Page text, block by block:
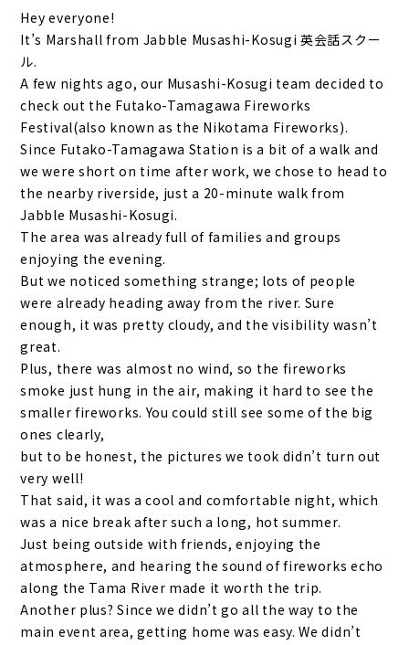
Hey everyone!
It’s Marshall from Jabble Musashi-Kosugi 英会話スクー
ル.
A few nights ago, our Musashi-Kosugi team decided to
check out the Futako-Tamagawa Fireworks
Festival(also known as the Nikotama Fireworks).
Since Futako-Tamagawa Station is a bit of a walk and
we were short on time after work, we chose to head to
the nearby riverside, just a 20-minute walk from
Jabble Musashi-Kosugi.
The area was already full of families and groups
enjoying the evening.
But we noticed something strange; lots of people
were already heading away from the river. Sure
enough, it was pretty cloudy, and the visibility wasn’t
great.
Plus, there was almost no wind, so the fireworks
smoke just hung in the air, making it hard to see the
smaller fireworks. You could still see some of the big
ones clearly,
but to be honest, the pictures we took didn’t turn out
very well!
That said, it was a cool and comfortable night, which
was a nice break after such a long, hot summer.
Just being outside with friends, enjoying the
atmosphere, and hearing the sound of fireworks echo
along the Tama River made it worth the trip.
Another plus? Since we didn’t go all the way to the
main event area, getting home was easy. We didn’t